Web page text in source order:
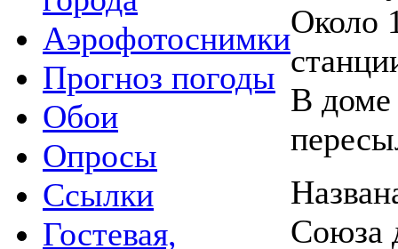
Аэрофотоснимки
Прогноз погоды
Обои
Опросы
Ссылки
Гостевая,
Около
В доме
Союза